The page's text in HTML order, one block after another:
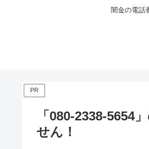
闇金の電話
PR
「080-2338-5654
せん！